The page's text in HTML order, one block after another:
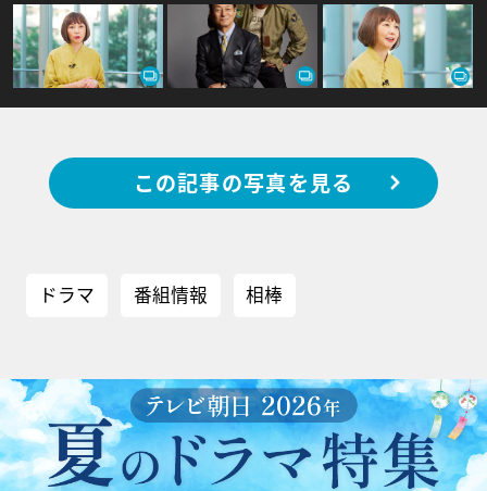
この記事の写真を見る
ドラマ 番組情報 相棒